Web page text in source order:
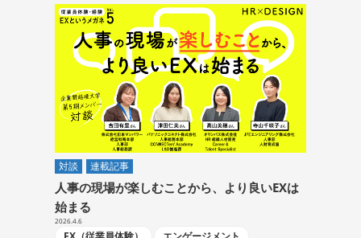
対談 連載記事
人事の現場が楽しむことから、より良いEXは
始まる
2026.4.6